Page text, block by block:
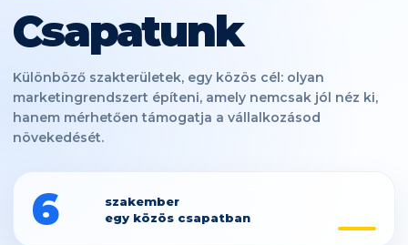
Csapatunk
Különböző szakterületek, egy közös cél: olyan
marketingrendszert építeni, amely nemcsak jól néz ki,
hanem mérhetően támogatja a vállalkozásod
növekedését.
6
szakember
egy közös csapatban